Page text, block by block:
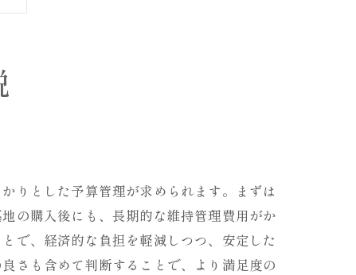
りとした予算管理が求められます。まずは
の購入後にも、長期的な維持管理費用がか
で、経済的な負担を軽減しつつ、安定した
さも含めて判断することで、より満足度の